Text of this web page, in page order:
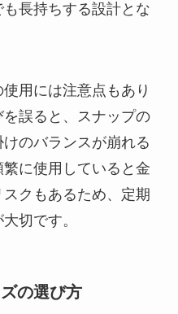
長持ちする設計とな
用には注意点もあり
誤ると、スナップの
のバランスが崩れる
に使用していると金
クもあるため、定期
切です。
の選び方